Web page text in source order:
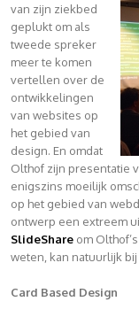
van zijn ziekbed
geplukt om als
tweede spreker
meer te komen
vertellen over de
ontwikkelingen
van websites op
het gebied van
design. En omdat
Olthof zijn presentatie
enigszins moeilijk
op het gebied van
ontwerp een extreem
SlideShare om
weten, kan natuurlijk
Card Based Design